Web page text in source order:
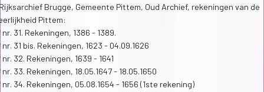
Brugge, Gemeente Pittem, Oud Archief, rekeningen van de
Pittem:
31. Rekeningen, 1386 - 1389.
31 bis. Rekeningen, 1623 - 04.09.1626
32. Rekeningen, 1639 - 1641
33. Rekeningen, 18.05.1647 - 18.05.1650
34. Rekeningen, 05.08.1654 - 1656 (1ste rekening)